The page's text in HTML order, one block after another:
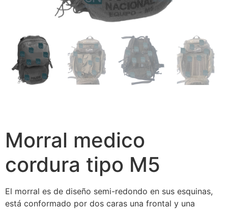
Morral medico
cordura tipo M5
El morral es de diseño semi-redondo en sus esquinas,
está conformado por dos caras una frontal y una